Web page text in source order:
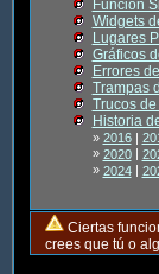
Función
Widgets
Lugares
Gráficos
Errores
Trampas
Trucos
Historia
» 2016|
» 2020|
» 2024|
Ciertas
crees que tú o